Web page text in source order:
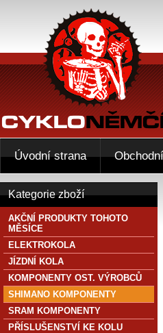
Kategorie zboží
AKČNÍ PRODUKTY TOHOTO
MĚSÍCE
ELEKTROKOLA
JÍZDNÍ KOLA
KOMPONENTY OST. VÝROBCŮ
SHIMANO KOMPONENTY
SRAM KOMPONENTY
PŘÍSLUŠENSTVÍ KE KOLU
Úvodní strana